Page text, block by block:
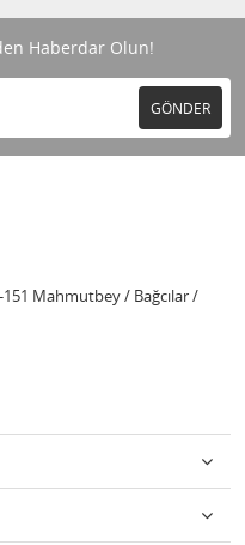
Haberdar Olun!
GÖNDER
151 Mahmutbey / Bağcılar /